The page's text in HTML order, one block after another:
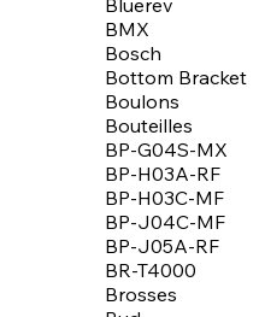
BMX
Bosch
Bottom Bracket
Boulons
Bouteilles
BP-G04S-MX
BP-H03A-RF
BP-H03C-MF
BP-J04C-MF
BP-J05A-RF
BR-T4000
Brosses